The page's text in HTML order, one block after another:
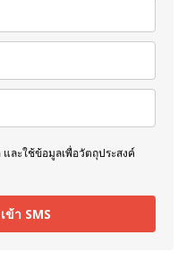
ละใช้ข้อมูลเพื่อวัตถุประสงค์
ข้า SMS